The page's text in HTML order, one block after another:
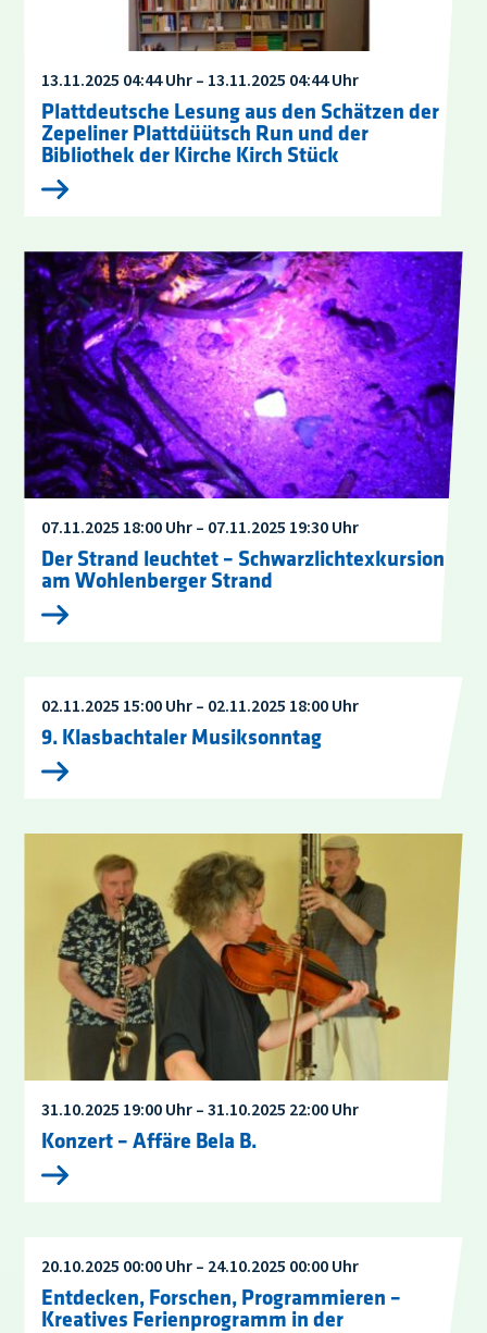
13.11.2025 04:44 Uhr – 13.11.2025 04:44 Uhr
Plattdeutsche Lesung aus den Schätzen der
Zepeliner Plattdüütsch Run und der
Bibliothek der Kirche Kirch Stück
07.11.2025 18:00 Uhr – 07.11.2025 19:30 Uhr
Der Strand leuchtet – Schwarzlichtexkursion
am Wohlenberger Strand
02.11.2025 15:00 Uhr – 02.11.2025 18:00 Uhr
9. Klasbachtaler Musiksonntag
31.10.2025 19:00 Uhr – 31.10.2025 22:00 Uhr
Konzert – Affäre Bela B.
20.10.2025 00:00 Uhr – 24.10.2025 00:00 Uhr
Entdecken, Forschen, Programmieren –
Kreatives Ferienprogramm in der